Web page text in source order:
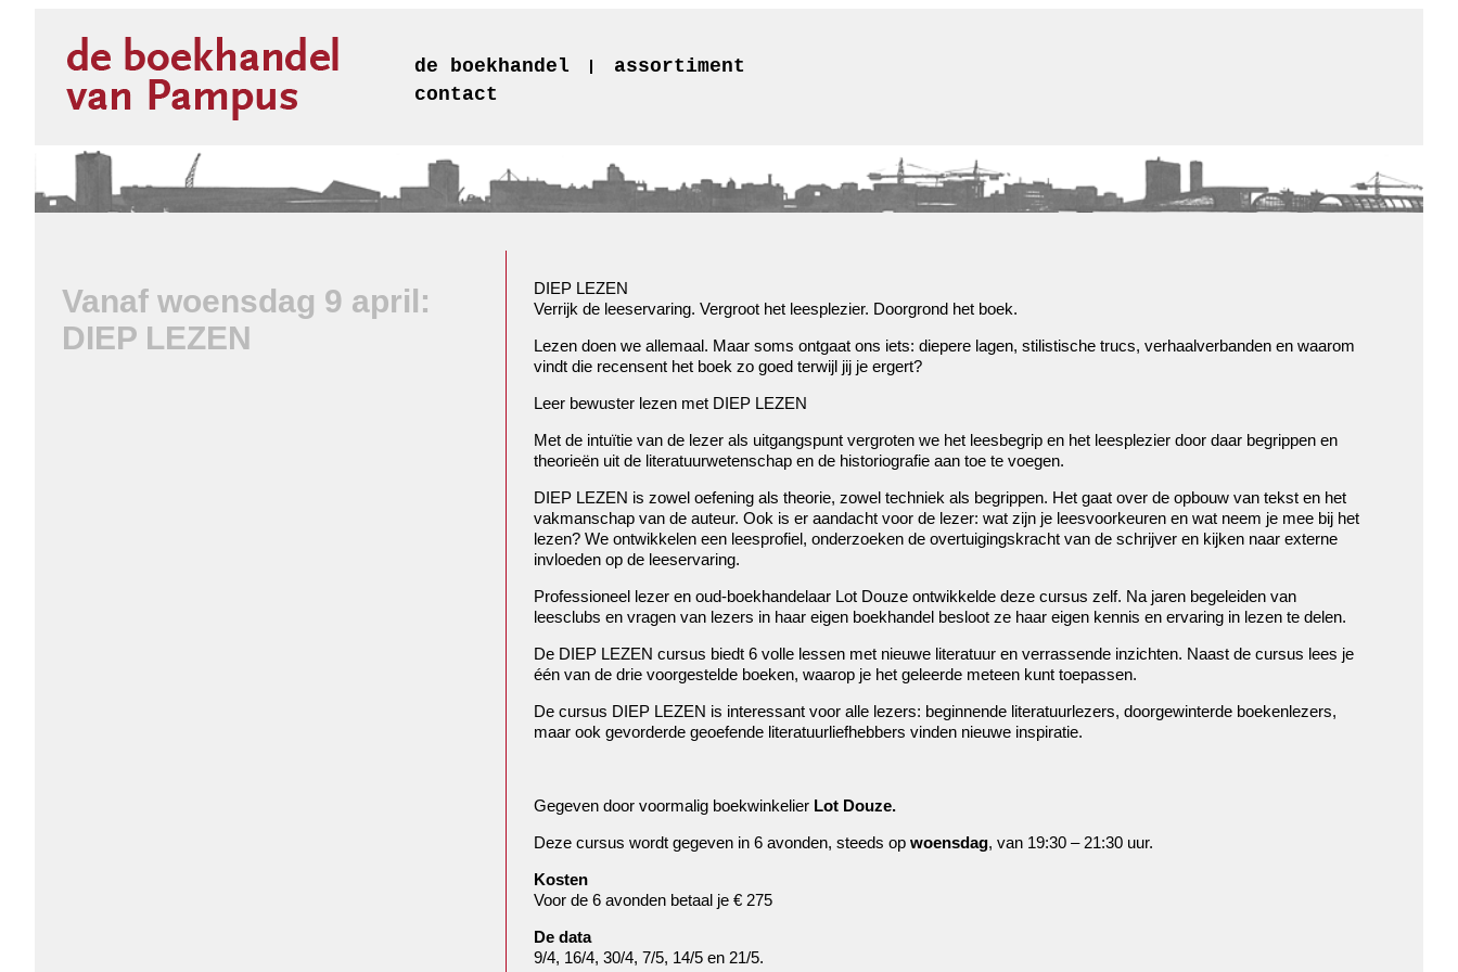
de boekhandel
assortiment
contact
contact
nieuwsbrief
Vanaf woensdag 9 april:
DIEP LEZEN
DIEP LEZEN
Verrijk de leeservaring. Vergroot het leesplezier. Doorgrond het boek.
Lezen doen we allemaal. Maar soms ontgaat ons iets: diepere lagen, stilistische trucs, verhaalverbanden en waarom
vindt die recensent het boek zo goed terwijl jij je ergert?
Leer bewuster lezen met DIEP LEZEN
Met de intuïtie van de lezer als uitgangspunt vergroten we het leesbegrip en het leesplezier door daar begrippen en
theorieën uit de literatuurwetenschap en de historiografie aan toe te voegen.
DIEP LEZEN is zowel oefening als theorie, zowel techniek als begrippen. Het gaat over de opbouw van tekst en het
vakmanschap van de auteur. Ook is er aandacht voor de lezer: wat zijn je leesvoorkeuren en wat neem je mee bij het
lezen? We ontwikkelen een leesprofiel, onderzoeken de overtuigingskracht van de schrijver en kijken naar externe
invloeden op de leeservaring.
Professioneel lezer en oud-boekhandelaar Lot Douze ontwikkelde deze cursus zelf. Na jaren begeleiden van
leesclubs en vragen van lezers in haar eigen boekhandel besloot ze haar eigen kennis en ervaring in lezen te delen.
De DIEP LEZEN cursus biedt 6 volle lessen met nieuwe literatuur en verrassende inzichten. Naast de cursus lees je
één van de drie voorgestelde boeken, waarop je het geleerde meteen kunt toepassen.
De cursus DIEP LEZEN is interessant voor alle lezers: beginnende literatuurlezers, doorgewinterde boekenlezers,
maar ook gevorderde geoefende literatuurliefhebbers vinden nieuwe inspiratie.
Gegeven door voormalig boekwinkelier Lot Douze.
Deze cursus wordt gegeven in 6 avonden, steeds op woensdag, van 19:30 – 21:30 uur.
Kosten
Voor de 6 avonden betaal je € 275
De data
9/4, 16/4, 30/4, 7/5, 14/5 en 21/5.